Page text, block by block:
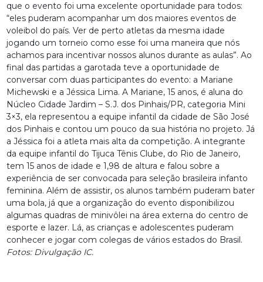
que o evento foi uma excelente oportunidade para todos:
“eles puderam acompanhar um dos maiores eventos de
voleibol do país. Ver de perto atletas da mesma idade
jogando um torneio como esse foi uma maneira que nós
achamos para incentivar nossos alunos durante as aulas”. Ao
final das partidas a garotada teve a oportunidade de
conversar com duas participantes do evento: a Mariane
Michewski e a Jéssica Lima. A Mariane, 15 anos, é aluna do
Núcleo Cidade Jardim – S.J. dos Pinhais/PR, categoria Mini
3×3, ela representou a equipe infantil da cidade de São José
dos Pinhais e contou um pouco da sua história no projeto. Já
a Jéssica foi a atleta mais alta da competição. A integrante
da equipe infantil do Tijuca Tênis Clube, do Rio de Janeiro,
tem 15 anos de idade e 1,98 de altura e falou sobre a
experiência de ser convocada para seleção brasileira infanto
feminina. Além de assistir, os alunos também puderam bater
uma bola, já que a organização do evento disponibilizou
algumas quadras de minivôlei na área externa do centro de
esporte e lazer. Lá, as crianças e adolescentes puderam
conhecer e jogar com colegas de vários estados do Brasil.
Fotos: Divulgação IC.